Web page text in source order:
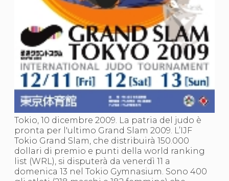
Aikido
Ju Jitsu
Sumo
Capoeira
Grappling
BJJ
Pancrazio/Pankration
S'istrumpa
News
Calendario Attività
Difesa Personale MGA
La disciplina
News
Merchandising
Mappa del sito
Cerca
Contatti
News
Tokio, 10 dicembre 2009. La patria del judo è
pronta per l'ultimo Grand Slam 2009. L’IJF
Tokio Grand Slam, che distribuirà 150.000
dollari di premio e punti della world ranking
list (WRL), si disputerà da venerdì 11 a
domenica 13 nel Tokio Gymnasium. Sono 400